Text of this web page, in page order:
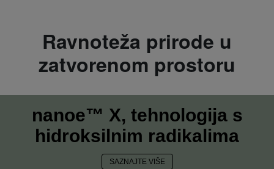
Ravnoteža prirode u
zatvorenom prostoru
nanoe™ X, tehnologija s
hidroksilnim radikalima
SAZNAJTE VIŠE